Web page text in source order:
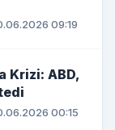
09:19
Krizi: ABD,
00:15